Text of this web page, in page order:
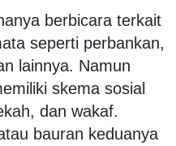
berbicara terkait
seperti perbankan,
lainnya. Namun
skema sosial
dan wakaf.
bauran keduanya